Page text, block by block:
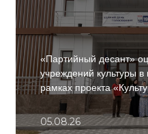
«Партийный десант»
учреждений культуры
рамках проекта
05.08.26